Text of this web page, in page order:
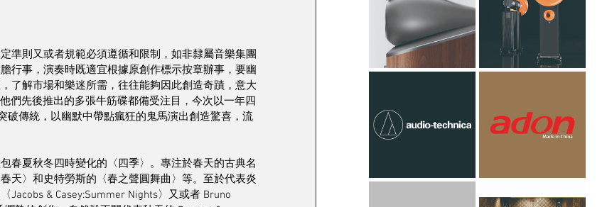
準則又或者規範必須遵循和限制，如非隸屬音樂集團
行事，演奏時既適宜根據原創作標示按章辦事，要幽
了解市場和樂迷所需，往往能夠因此創造奇蹟，意大
們先後推出的多張牛筋碟都備受注目，今次以一年四
破傳統，以幽默中帶點瘋狂的鬼馬演出創造驚喜，流
春夏秋冬四時變化的〈四季〉。專注於春天的古典名
天〉和史特勞斯的〈春之聲圓舞曲〉等。至於代表炎
& Casey:Summer Nights〉又或者 Bruno